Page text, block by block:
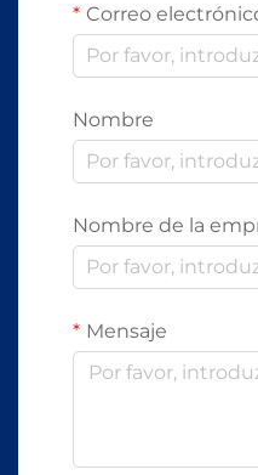
Correo
Nombre
Nombre de la
Mensaje